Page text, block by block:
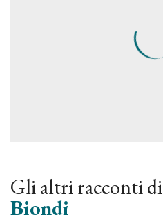
Gli altri racconti di
Biondi